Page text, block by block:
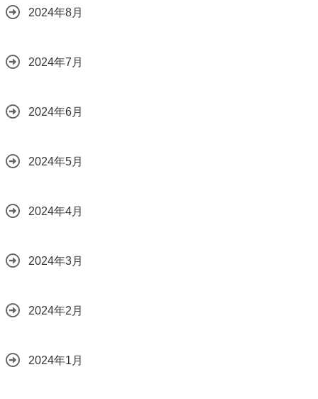
2024年8月
2024年7月
2024年6月
2024年5月
2024年4月
2024年3月
2024年2月
2024年1月